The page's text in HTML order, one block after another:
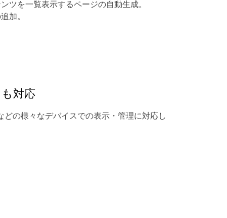
ツを一覧表示するページの自動生成。
加。
対応
どの様々なデバイスでの表示・管理に対応し